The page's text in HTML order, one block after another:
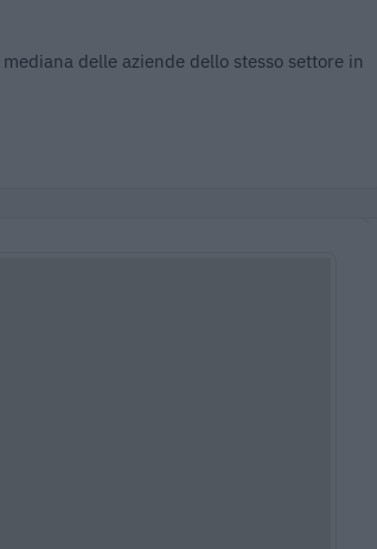
mediana delle aziende dello stesso settore in